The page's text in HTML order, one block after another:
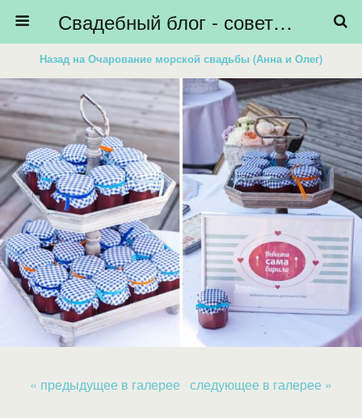
Свадебный блог - советы невестам, подготовка к свадьбе - HiBride
Назад на Очарование морской свадьбы (Анна и Олег)
« предыдущее в галерее следующее в галерее »